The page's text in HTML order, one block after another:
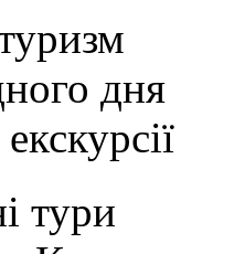
дня
тури